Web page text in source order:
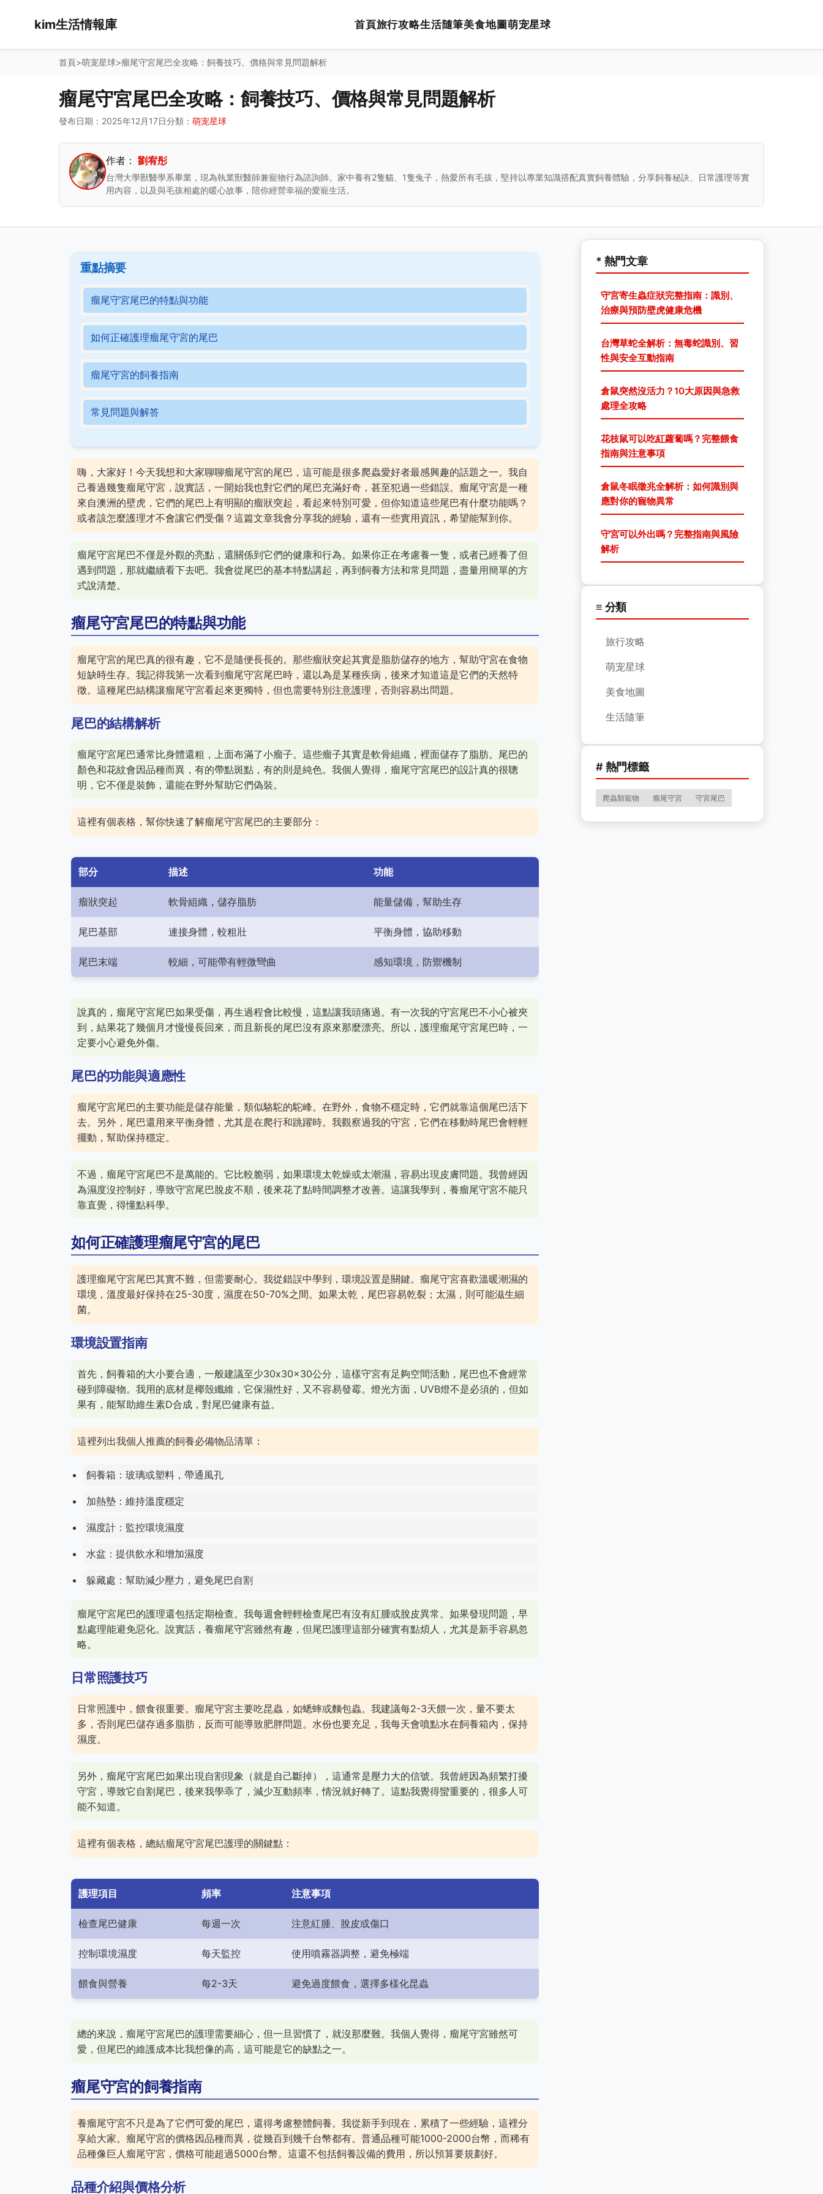
kim生活情報庫 首頁旅行攻略生活隨筆美食地圖萌宠星球
首頁>萌宠星球>瘤尾守宮尾巴全攻略：飼養技巧、價格與常見問題解析
瘤尾守宮尾巴全攻略：飼養技巧、價格與常見問題解析
發布日期：2025年12月17日分類： 萌宠星球
作者： 劉宥彤
台灣大學獸醫學系畢業，現為執業獸醫師兼寵物行為諮詢師。家中養有2隻貓、1隻兔子，熱愛所有毛孩，堅持以專業知識搭配真實飼養體驗，分享飼養秘訣、日常護理等實
用內容，以及與毛孩相處的暖心故事，陪你經營幸福的愛寵生活。
重點摘要
瘤尾守宮尾巴的特點與功能
如何正確護理瘤尾守宮的尾巴
瘤尾守宮的飼養指南
常見問題與解答
嗨，大家好！今天我想和大家聊聊瘤尾守宮的尾巴，這可能是很多爬蟲愛好者最感興趣的話題之一。我自
己養過幾隻瘤尾守宮，說實話，一開始我也對它們的尾巴充滿好奇，甚至犯過一些錯誤。瘤尾守宮是一種
來自澳洲的壁虎，它們的尾巴上有明顯的瘤狀突起，看起來特別可愛，但你知道這些尾巴有什麼功能嗎？
或者該怎麼護理才不會讓它們受傷？這篇文章我會分享我的經驗，還有一些實用資訊，希望能幫到你。
瘤尾守宮尾巴不僅是外觀的亮點，還關係到它們的健康和行為。如果你正在考慮養一隻，或者已經養了但
遇到問題，那就繼續看下去吧。我會從尾巴的基本特點講起，再到飼養方法和常見問題，盡量用簡單的方
式說清楚。
瘤尾守宮尾巴的特點與功能
瘤尾守宮的尾巴真的很有趣，它不是隨便長長的。那些瘤狀突起其實是脂肪儲存的地方，幫助守宮在食物
短缺時生存。我記得我第一次看到瘤尾守宮尾巴時，還以為是某種疾病，後來才知道這是它們的天然特
徵。這種尾巴結構讓瘤尾守宮看起來更獨特，但也需要特別注意護理，否則容易出問題。
尾巴的結構解析
瘤尾守宮尾巴通常比身體還粗，上面布滿了小瘤子。這些瘤子其實是軟骨組織，裡面儲存了脂肪。尾巴的
顏色和花紋會因品種而異，有的帶點斑點，有的則是純色。我個人覺得，瘤尾守宮尾巴的設計真的很聰
明，它不僅是裝飾，還能在野外幫助它們偽裝。
這裡有個表格，幫你快速了解瘤尾守宮尾巴的主要部分：
部分 描述 功能
瘤狀突起 軟骨組織，儲存脂肪 能量儲備，幫助生存
尾巴基部 連接身體，較粗壯 平衡身體，協助移動
尾巴末端 較細，可能帶有輕微彎曲 感知環境，防禦機制
說真的，瘤尾守宮尾巴如果受傷，再生過程會比較慢，這點讓我頭痛過。有一次我的守宮尾巴不小心被夾
到，結果花了幾個月才慢慢長回來，而且新長的尾巴沒有原來那麼漂亮。所以，護理瘤尾守宮尾巴時，一
定要小心避免外傷。
尾巴的功能與適應性
瘤尾守宮尾巴的主要功能是儲存能量，類似駱駝的駝峰。在野外，食物不穩定時，它們就靠這個尾巴活下
去。另外，尾巴還用來平衡身體，尤其是在爬行和跳躍時。我觀察過我的守宮，它們在移動時尾巴會輕輕
擺動，幫助保持穩定。
不過，瘤尾守宮尾巴不是萬能的。它比較脆弱，如果環境太乾燥或太潮濕，容易出現皮膚問題。我曾經因
為濕度沒控制好，導致守宮尾巴脫皮不順，後來花了點時間調整才改善。這讓我學到，養瘤尾守宮不能只
靠直覺，得懂點科學。
如何正確護理瘤尾守宮的尾巴
護理瘤尾守宮尾巴其實不難，但需要耐心。我從錯誤中學到，環境設置是關鍵。瘤尾守宮喜歡溫暖潮濕的
環境，溫度最好保持在25-30度，濕度在50-70%之間。如果太乾，尾巴容易乾裂；太濕，則可能滋生細
菌。
環境設置指南
首先，飼養箱的大小要合適，一般建議至少30x30x30公分，這樣守宮有足夠空間活動，尾巴也不會經常
碰到障礙物。我用的底材是椰殼纖維，它保濕性好，又不容易發霉。燈光方面，UVB燈不是必須的，但如
果有，能幫助維生素D合成，對尾巴健康有益。
這裡列出我個人推薦的飼養必備物品清單：
飼養箱：玻璃或塑料，帶通風孔
加熱墊：維持溫度穩定
濕度計：監控環境濕度
水盆：提供飲水和增加濕度
躲藏處：幫助減少壓力，避免尾巴自割
瘤尾守宮尾巴的護理還包括定期檢查。我每週會輕輕檢查尾巴有沒有紅腫或脫皮異常。如果發現問題，早
點處理能避免惡化。說實話，養瘤尾守宮雖然有趣，但尾巴護理這部分確實有點煩人，尤其是新手容易忽
略。
日常照護技巧
日常照護中，餵食很重要。瘤尾守宮主要吃昆蟲，如蟋蟀或麵包蟲。我建議每2-3天餵一次，量不要太
多，否則尾巴儲存過多脂肪，反而可能導致肥胖問題。水份也要充足，我每天會噴點水在飼養箱內，保持
濕度。
另外，瘤尾守宮尾巴如果出現自割現象（就是自己斷掉），這通常是壓力大的信號。我曾經因為頻繁打擾
守宮，導致它自割尾巴，後來我學乖了，減少互動頻率，情況就好轉了。這點我覺得蠻重要的，很多人可
能不知道。
這裡有個表格，總結瘤尾守宮尾巴護理的關鍵點：
護理項目 頻率 注意事項
檢查尾巴健康 每週一次 注意紅腫、脫皮或傷口
控制環境濕度 每天監控 使用噴霧器調整，避免極端
餵食與營養 每2-3天 避免過度餵食，選擇多樣化昆蟲
總的來說，瘤尾守宮尾巴的護理需要細心，但一旦習慣了，就沒那麼難。我個人覺得，瘤尾守宮雖然可
愛，但尾巴的維護成本比我想像的高，這可能是它的缺點之一。
瘤尾守宮的飼養指南
養瘤尾守宮不只是為了它們可愛的尾巴，還得考慮整體飼養。我從新手到現在，累積了一些經驗，這裡分
享給大家。瘤尾守宮的價格因品種而異，從幾百到幾千台幣都有。普通品種可能1000-2000台幣，而稀有
品種像巨人瘤尾守宮，價格可能超過5000台幣。這還不包括飼養設備的費用，所以預算要規劃好。
品種介紹與價格分析
* 熱門文章
守宮寄生蟲症狀完整指南：識別、
治療與預防壁虎健康危機
台灣草蛇全解析：無毒蛇識別、習
性與安全互動指南
倉鼠突然沒活力？10大原因與急救
處理全攻略
花枝鼠可以吃紅蘿蔔嗎？完整餵食
指南與注意事項
倉鼠冬眠徵兆全解析：如何識別與
應對你的寵物異常
守宮可以外出嗎？完整指南與風險
解析
≡ 分類
旅行攻略
萌宠星球
美食地圖
生活隨筆
# 熱門標籤
爬蟲類寵物 瘤尾守宮 守宮尾巴